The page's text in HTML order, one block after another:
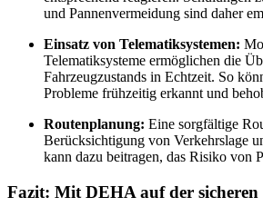
und Pannenvermeidung sind daher
Einsatz von Telematiksystemen:
Telematiksysteme ermöglichen die
Fahrzeugzustands in Echtzeit. So
Probleme frühzeitig erkannt und
Routenplanung: Eine sorgfältige
Berücksichtigung von Verkehrslage
kann dazu beitragen, das Risiko von
Fazit: Mit DEHA auf der sicheren